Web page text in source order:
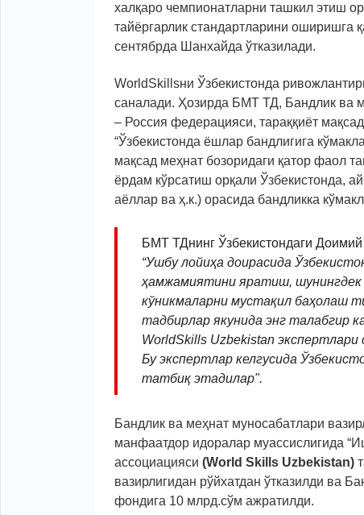
халқаро чемпионатларни ташкил этиш
тайёргарлик стандартларини оширишга
сентябрда Шанхайда ўтказилади.
WorldSkillsни Ўзбекистонда
саналади. Ҳозирда БМТ ТД, Бандлик ва
– Россия федерацияси, тараққиёт
“Ўзбекистонда ёшлар бандлигига
мақсад меҳнат бозоридаги қатор фаол
ёрдам кўрсатиш орқали Ўзбекистонда,
аёллар ва ҳ.к.) орасида бандликка
БМТ ТДнинг Ўзбекистондаги
“Ушбу лойиҳа доирасида
ҳамжамиятини яратиш, шунингдек
кўникмаларни мустақил баҳолаш
тадбирлар якунида энг талабгир
WorldSkills Uzbekistan
Бу экспертлар келгусида
татбиқ этадилар".
Бандлик ва меҳнат муносабатлари
манфаатдор идоралар муассислигида
ассоциацияси (World Skills Uzbekistan)
вазирлигидан рўйхатдан ўтказилди ва
фондига 10 млрд.сўм ажратилди.